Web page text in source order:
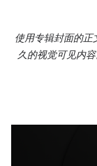
使用专辑封面的正
久的视觉可见内